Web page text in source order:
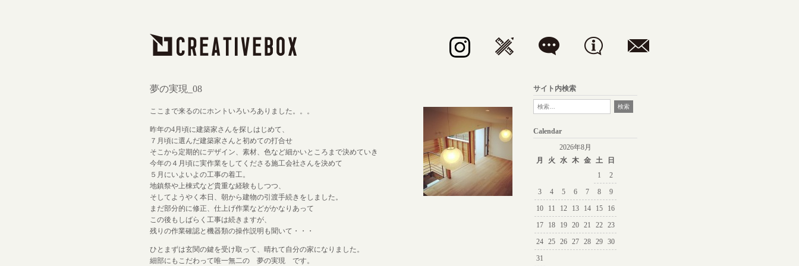
夢の実現_08
ここまで来るのにホントいろいろありました。。。
昨年の4月頃に建築家さんを探しはじめて、
７月頃に選んだ建築家さんと初めての打合せ
そこから定期的にデザイン、素材、色など細かいところまで決めていき
今年の４月頃に実作業をしてくださる施工会社さんを決めて
５月にいよいよの工事の着工。
地鎮祭や上棟式など貴重な経験もしつつ、
そしてようやく本日、朝から建物の引渡手続きをしました。
まだ部分的に修正、仕上げ作業などがかなりあって
この後もしばらく工事は続きますが、
残りの作業確認と機器類の操作説明も聞いて・・・
ひとまずは玄関の鍵を受け取って、晴れて自分の家になりました。
細部にもこだわって唯一無二の 夢の実現 です。
サイト内検索
Calendar
2026年8月
月
火 水 木 金 土
日
1
2
3
4 5 6 7 8
9
10
11 12 13 14 15
16
17
18 19 20 21 22 23
24 25 26 27 28 29 30
31